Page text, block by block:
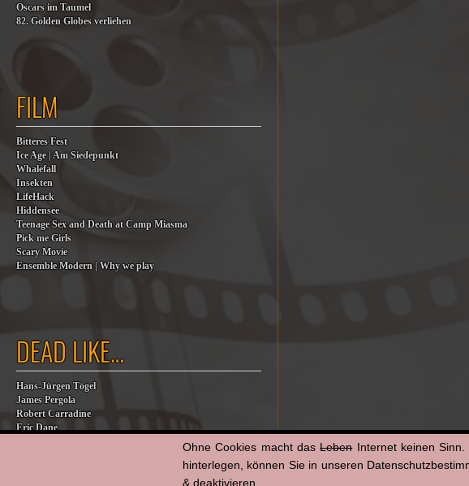
Oscars im Taumel
82. Golden Globes verliehen
FILM
Bitteres Fest
Ice Age | Am Siedepunkt
Whalefall
Insekten
LifeHack
Hiddensee
Teenage Sex and Death at Camp Miasma
Pick me Girls
Scary Movie
Ensemble Modern | Why we play
DEAD LIKE…
Hans-Jürgen Tögel
James Pergola
Robert Carradine
Eric Dane
Ohne Cookies macht dasLebenInternet keinen Sinn.
hinterlegen, können Sie in unseren
& deaktivieren.